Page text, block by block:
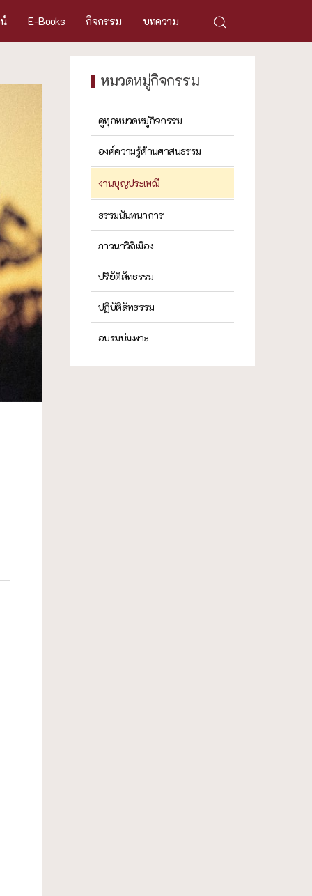
E-Books กิจกรรม บทความ
หมวดหมู่กิจกรรม
ดูทุกหมวดหมู่กิจกรรม
องค์ความรู้ด้านศาสนธรรม
งานบุญประเพณี
ธรรมนันทนาการ
ภาวนาวิถีเมือง
ปริยัติสัทธรรม
ปฏิบัติสัทธรรม
อบรมบ่มเพาะ